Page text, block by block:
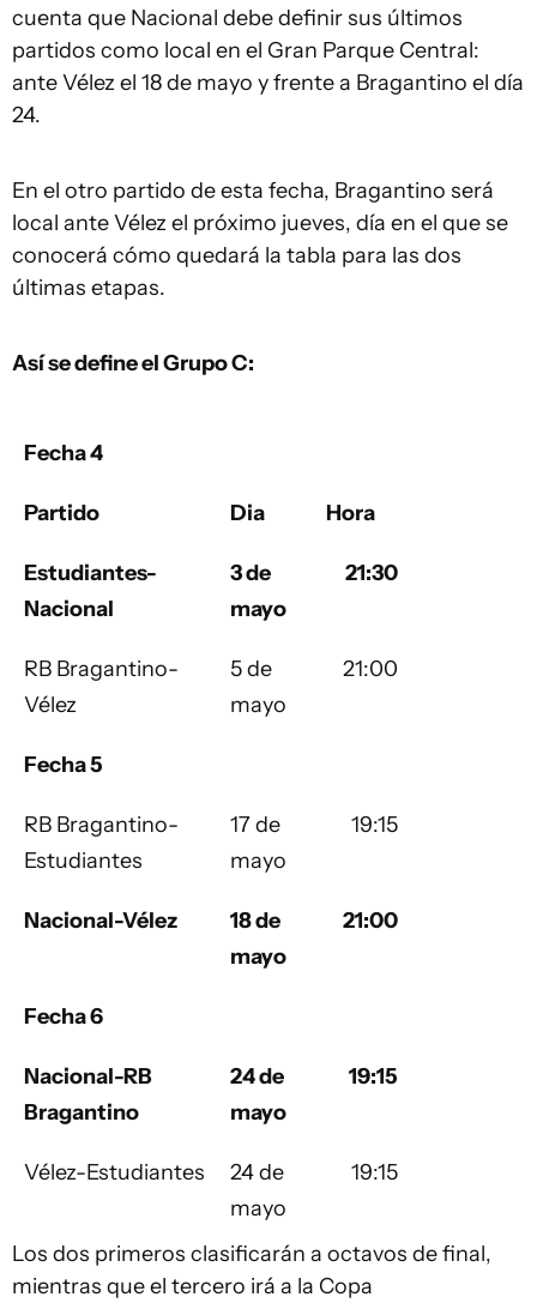
cuenta que Nacional debe definir sus últimos
partidos como local en el Gran Parque Central:
ante Vélez el 18 de mayo y frente a Bragantino el día
24.
En el otro partido de esta fecha, Bragantino será
local ante Vélez el próximo jueves, día en el que se
conocerá cómo quedará la tabla para las dos
últimas etapas.
Así se define el Grupo C:
Fecha 4
Partido Dia Hora
Estudiantes-
Nacional
3 de
mayo
21:30
RB Bragantino-
Vélez
5 de
mayo
21:00
Fecha 5
RB Bragantino-
Estudiantes
17 de
mayo
19:15
Nacional-Vélez
18 de
mayo
21:00
Fecha 6
Nacional-RB
Bragantino
24 de
mayo
19:15
Vélez-Estudiantes
24 de
mayo
19:15
Los dos primeros clasificarán a octavos de final,
mientras que el tercero irá a la Copa